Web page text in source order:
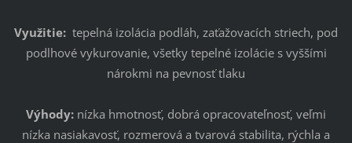
Využitie: tepelná izolácia podláh, zaťažovacích striech, pod
podlhové vykurovanie, všetky tepelné izolácie s vyššími
nárokmi na pevnosť tlaku
Výhody: nízka hmotnosť, dobrá opracovateľnosť, veľmi
nízka nasiakavosť, rozmerová a tvarová stabilita, rýchla a